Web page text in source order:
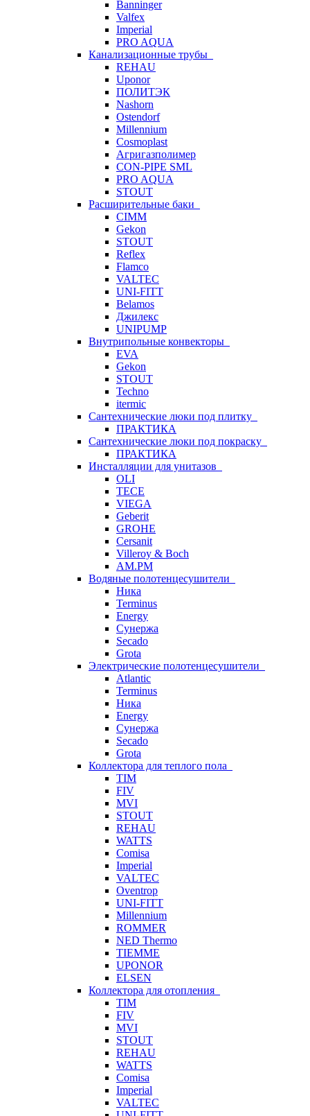
Banninger
Valfex
Imperial
PRO AQUA
Канализационные трубы
REHAU
Uponor
ПОЛИТЭК
Nashorn
Ostendorf
Millennium
Cosmoplast
Агригазполимер
CON-PIPE SML
PRO AQUA
STOUT
Расширительные баки
CIMM
Gekon
STOUT
Reflex
Flamco
VALTEC
UNI-FITT
Belamos
Джилекс
UNIPUMP
Внутрипольные конвекторы
EVA
Gekon
STOUT
Techno
itermic
Сантехнические люки под плитку
ПРАКТИКА
Сантехнические люки под покраску
ПРАКТИКА
Инсталляции для унитазов
OLI
TECE
VIEGA
Geberit
GROHE
Cersanit
Villeroy & Boch
AM.PM
Водяные полотенцесушители
Ника
Terminus
Energy
Сунержа
Secado
Grota
Электрические полотенцесушители
Atlantic
Terminus
Ника
Energy
Сунержа
Secado
Grota
Коллектора для теплого пола
TIM
FIV
MVI
STOUT
REHAU
WATTS
Comisa
Imperial
VALTEC
Oventrop
UNI-FITT
Millennium
ROMMER
NED Thermo
TIEMME
UPONOR
ELSEN
Коллектора для отопления
TIM
FIV
MVI
STOUT
REHAU
WATTS
Comisa
Imperial
VALTEC